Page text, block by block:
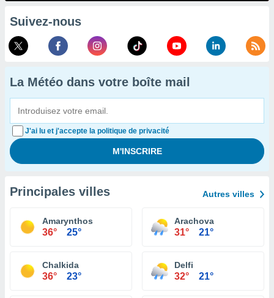
Suivez-nous
La Météo dans votre boîte mail
J'ai lu et j'accepte la politique de privacité
Principales villes Autres villes
Amarynthos
36° 25°
Arachova
31° 21°
Chalkida
36° 23°
Delfi
32° 21°